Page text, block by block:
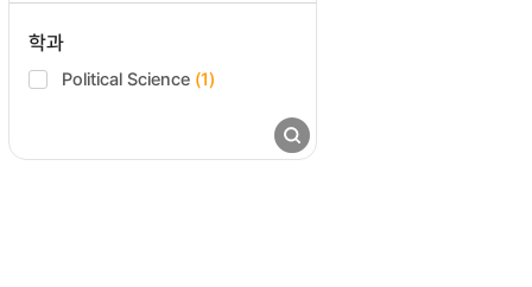
학과
Political Science (1)